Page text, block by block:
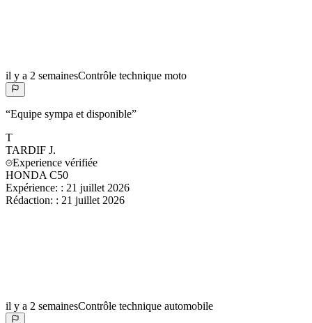
il y a 2 semainesContrôle technique moto
“Equipe sympa et disponible”
T
TARDIF J.
Experience vérifiée
HONDA C50
Expérience: : 21 juillet 2026
Rédaction: : 21 juillet 2026
il y a 2 semainesContrôle technique automobile